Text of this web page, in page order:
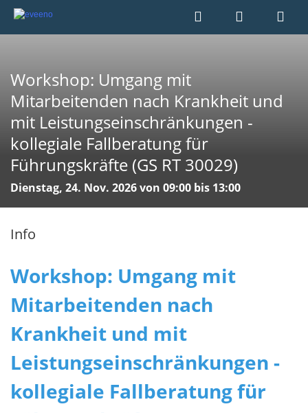
Workshop: Umgang mit
Mitarbeitenden nach Krankheit und
mit Leistungseinschränkungen -
kollegiale Fallberatung für
Führungskräfte (GS RT 30029)
Dienstag, 24. Nov. 2026 von 09:00 bis 13:00
Info
Workshop: Umgang mit
Mitarbeitenden nach
Krankheit und mit
Leistungseinschränkungen -
kollegiale Fallberatung für